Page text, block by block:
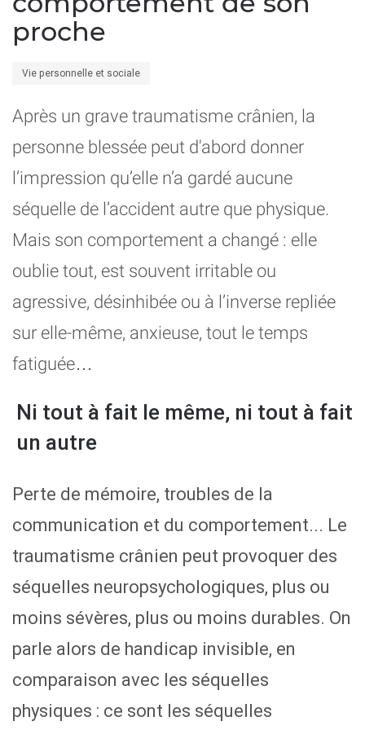
proche
Vie personnelle et sociale
Après un grave traumatisme crânien, la
personne blessée peut d'abord donner
l’impression qu’elle n’a gardé aucune
séquelle de l’accident autre que physique.
Mais son comportement a changé : elle
oublie tout, est souvent irritable ou
agressive, désinhibée ou à l’inverse repliée
sur elle-même, anxieuse, tout le temps
fatiguée…
Ni tout à fait le même, ni tout à fait
un autre
Perte de mémoire, troubles de la
communication et du comportement... Le
traumatisme crânien peut provoquer des
séquelles neuropsychologiques, plus ou
moins sévères, plus ou moins durables. On
parle alors de handicap invisible, en
comparaison avec les séquelles
physiques : ce sont les séquelles